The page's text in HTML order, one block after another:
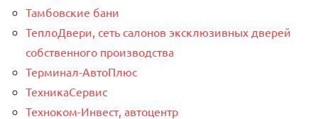
Тамбовские бани
ТеплоДвери, сеть салонов эксклюзивных дверей
собственного производства
Терминал-АвтоПлюс
ТехникаСервис
Техноком-Инвест, автоцентр